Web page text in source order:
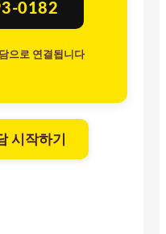
0182
으로 연결됩니다
시작하기